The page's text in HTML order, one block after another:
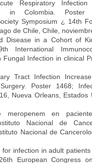
Respiratory
in Colombia.
Symposium ¿ 14th
de Chile, Chile,
Disease in a Cohort of
International
Infection in clinical
Tract Infection
Poster 1468;
Nueva Orleans, Estados
meropenem en
Nacional de
Nacional de
infection in adult
European Congress